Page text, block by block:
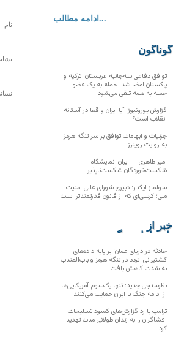
ادامه مطالب...
گوناگون
توافق دفاعی سه‌جانبه عربستان، ترکیه و
پاکستان امضا شد؛ حمله به یک عضو،
حمله به همه تلقی می‌شود
گزارش یورونیوز؛ آیا ایران واقعا در آستانه
انقلاب است؟
جزئیات و ابهامات توافق بر سر تنگه هرمز
به روایت رویترز
امیر طاهری – ایران: نمایشگاه
شکست‌خوردگان شکست‌ناپذیر
سولماز ایکدر: دبیری شورای عالی امنیت
ملی؛ کرسی‌ای که از قانون قدرتمندتر است
خبر از
تارنماهای دیگر
حادثه در دریای عمان؛ بر پایه داده‌های
کشتیرانی، تردد در تنگه هرمز و باب‌المندب
به شدت کاهش یافت
نظرسنجی جدید: تنها یک‌سوم آمریکایی‌ها
از ادامه جنگ با ایران حمایت می‌کنند
ترامپ با رد گزارش‌های کمبود تسلیحات،
افشاگران را به زندان طولانی مدت تهدید
کرد